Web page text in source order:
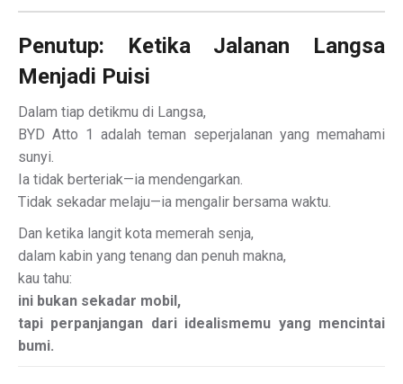
Penutup: Ketika Jalanan Langsa
Menjadi Puisi
Dalam tiap detikmu di Langsa,
BYD Atto 1 adalah teman seperjalanan yang memahami
sunyi.
Ia tidak berteriak—ia mendengarkan.
Tidak sekadar melaju—ia mengalir bersama waktu.
Dan ketika langit kota memerah senja,
dalam kabin yang tenang dan penuh makna,
kau tahu:
ini bukan sekadar mobil,
tapi perpanjangan dari idealismemu yang mencintai
bumi.